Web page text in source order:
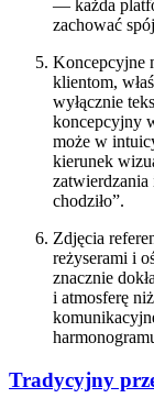
— każda
zachować
Koncepcyjne
klientom,
wyłącznie
koncepcyjny
może w
kierunek
chodziło”.
Zdjęcia
reżyserami i
znacznie
i atmosferę
Tradycyjny